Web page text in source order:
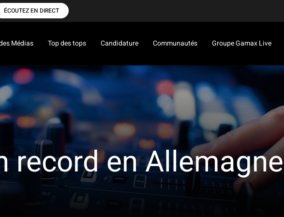
ÉCOUTEZ EN DIRECT
Médias Top des tops Candidature Communautés Groupe Gamax Live
record en Allemagne